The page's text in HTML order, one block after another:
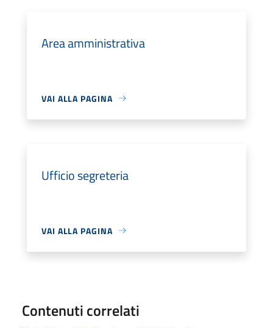
Area amministrativa
VAI ALLA PAGINA
Ufficio segreteria
VAI ALLA PAGINA
Contenuti correlati